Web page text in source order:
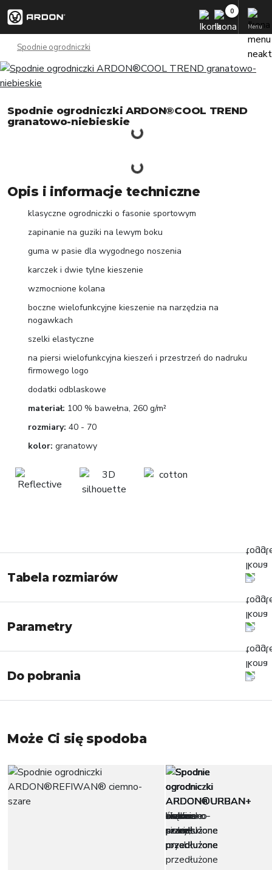
Menu
Spodnie ogrodniczki
Spodnie ogrodniczki ARDON®COOL TREND
granatowo-niebieskie
Opis i informacje techniczne
klasyczne ogrodniczki o fasonie sportowym
zapinanie na guziki na lewym boku
guma w pasie dla wygodnego noszenia
karczek i dwie tylne kieszenie
wzmocnione kolana
boczne wielofunkcyjne kieszenie na narzędzia na
nogawkach
szelki elastyczne
na piersi wielofunkcyjna kieszeń i przestrzeń do nadruku
firmowego logo
dodatki odblaskowe
materiał: 100 % bawełna, 260 g/m²
rozmiary: 40 - 70
kolor: granatowy
Tabela rozmiarów
Parametry
Do pobrania
Może Ci się spodoba